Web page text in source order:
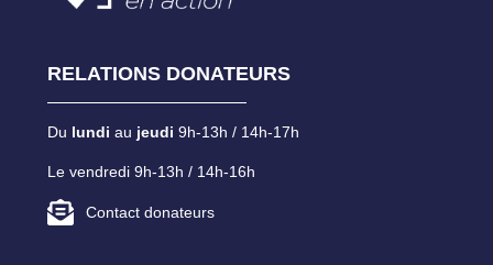
RELATIONS DONATEURS
Du lundi au jeudi 9h-13h / 14h-17h
Le vendredi 9h-13h / 14h-16h
Contact donateurs